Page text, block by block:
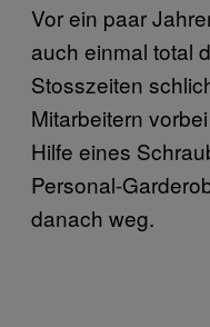
Vor ein paar
auch einmal total
Stosszeiten
Mitarbeitern
Hilfe eines
Personal-
danach weg.